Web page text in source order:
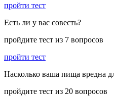
пройти тест
Есть ли у вас совесть?
пройдите тест из 7 вопросов
пройти тест
Насколько ваша пища вредна
пройдите тест из 20 вопросов